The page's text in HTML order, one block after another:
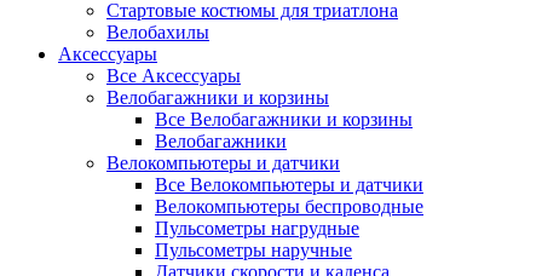
Стартовые костюмы для триатлона
Велобахилы
Аксессуары
Все Аксессуары
Велобагажники и корзины
Все Велобагажники и корзины
Велобагажники
Велокомпьютеры и датчики
Все Велокомпьютеры и датчики
Велокомпьютеры беспроводные
Пульсометры нагрудные
Пульсометры наручные
Датчики скорости и каденса